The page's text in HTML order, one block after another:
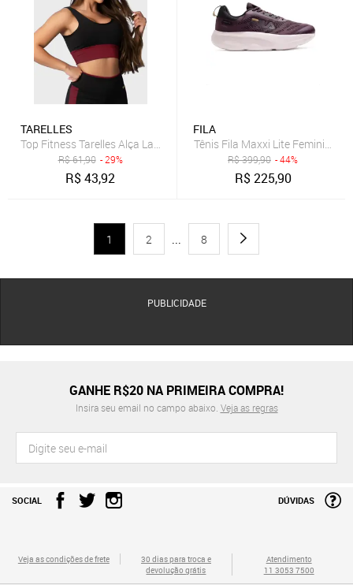
TARELLES
Top Fitness Tarelles Alça Larga Forrado Preto e Bordô
R$61,90 - 29%
R$43,92
FILA
Tênis Fila Maxxi Lite Feminino
R$399,90 - 44%
R$225,90
1 2 ... 8
PUBLICIDADE
GANHE R$20 NA PRIMEIRA COMPRA!
Insira seu email no campo abaixo. Veja as regras
SOCIAL DÚVIDAS
Veja as condições de frete
30 dias para troca e
devolução grátis
Atendimento
11 3053 7500